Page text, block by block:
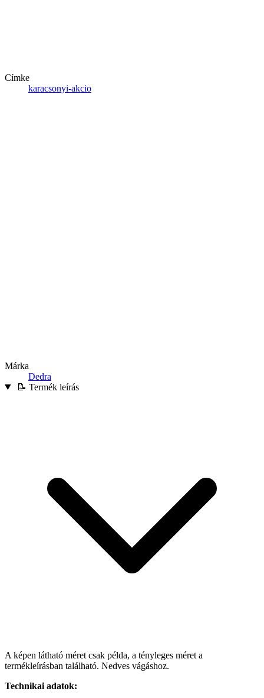
Címke
karacsonyi-akcio
Márka
Dedra
📝 Termék leírás
A képen látható méret csak példa, a tényleges méret a
termékleírásban található. Nedves vágáshoz.
Technikai adatok: